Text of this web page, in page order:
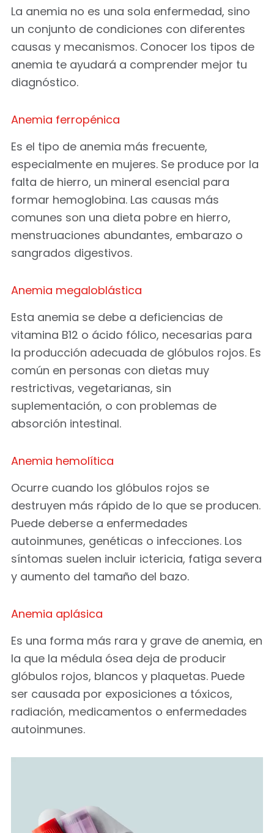
La anemia no es una sola enfermedad, sino
un conjunto de condiciones con diferentes
causas y mecanismos. Conocer los tipos de
anemia te ayudará a comprender mejor tu
diagnóstico.
Anemia ferropénica
Es el tipo de anemia más frecuente,
especialmente en mujeres. Se produce por la
falta de hierro, un mineral esencial para
formar hemoglobina. Las causas más
comunes son una dieta pobre en hierro,
menstruaciones abundantes, embarazo o
sangrados digestivos.
Anemia megaloblástica
Esta anemia se debe a deficiencias de
vitamina B12 o ácido fólico, necesarias para
la producción adecuada de glóbulos rojos. Es
común en personas con dietas muy
restrictivas, vegetarianas, sin
suplementación, o con problemas de
absorción intestinal.
Anemia hemolítica
Ocurre cuando los glóbulos rojos se
destruyen más rápido de lo que se producen.
Puede deberse a enfermedades
autoinmunes, genéticas o infecciones. Los
síntomas suelen incluir ictericia, fatiga severa
y aumento del tamaño del bazo.
Anemia aplásica
Es una forma más rara y grave de anemia, en
la que la médula ósea deja de producir
glóbulos rojos, blancos y plaquetas. Puede
ser causada por exposiciones a tóxicos,
radiación, medicamentos o enfermedades
autoinmunes.